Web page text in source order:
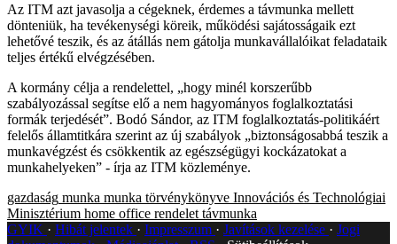
Az ITM azt javasolja a cégeknek, érdemes a távmunka mellett
dönteniük, ha tevékenységi köreik, működési sajátosságaik ezt
lehetővé teszik, és az átállás nem gátolja munkavállalóikat feladataik
teljes értékű elvégzésében.
A kormány célja a rendelettel, „hogy minél korszerűbb
szabályozással segítse elő a nem hagyományos foglalkoztatási
formák terjedését”. Bodó Sándor, az ITM foglalkoztatás-politikáért
felelős államtitkára szerint az új szabályok „biztonságosabbá teszik a
munkavégzést és csökkentik az egészségügyi kockázatokat a
munkahelyeken” - írja az ITM közleménye.
gazdaság munka munka törvénykönyve Innovációs és Technológiai
Minisztérium home office rendelet távmunka
GYIK
Hibát jelentek Impresszum Javítások kezelése
Jogi